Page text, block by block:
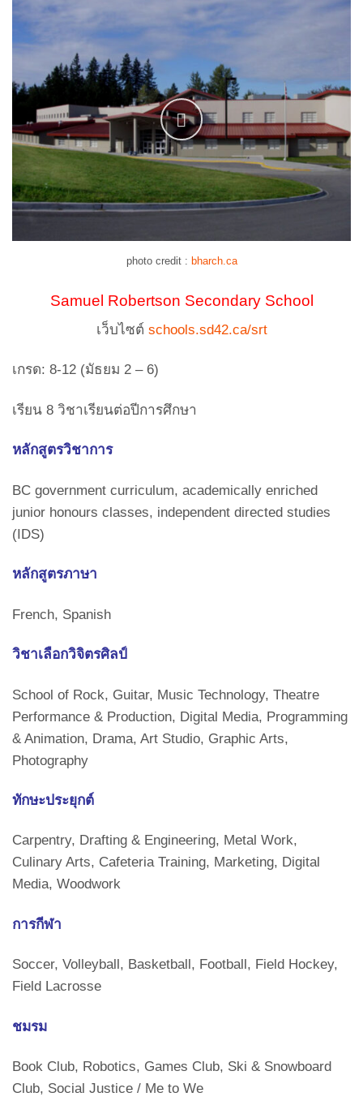
photo credit : bharch.ca
Samuel Robertson Secondary School
เว็บไซต์ schools.sd42.ca/srt
เกรด: 8-12 (มัธยม 2 – 6)
เรียน 8 วิชาเรียนต่อปีการศึกษา
หลักสูตรวิชาการ
BC government curriculum, academically enriched
junior honours classes, independent directed studies
(IDS)
หลักสูตรภาษา
French, Spanish
วิชาเลือกวิจิตรศิลป์
School of Rock, Guitar, Music Technology, Theatre
Performance & Production, Digital Media, Programming
& Animation, Drama, Art Studio, Graphic Arts,
Photography
ทักษะประยุกต์
Carpentry, Drafting & Engineering, Metal Work,
Culinary Arts, Cafeteria Training, Marketing, Digital
Media, Woodwork
การกีฬา
Soccer, Volleyball, Basketball, Football, Field Hockey,
Field Lacrosse
ชมรม
Book Club, Robotics, Games Club, Ski & Snowboard
Club, Social Justice / Me to We